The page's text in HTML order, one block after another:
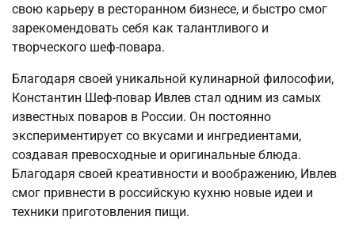
свою карьеру в ресторанном бизнесе, и быстро смог
зарекомендовать себя как талантливого и
творческого шеф-повара.
Благодаря своей уникальной кулинарной философии,
Константин Шеф-повар Ивлев стал одним из самых
известных поваров в России. Он постоянно
экспериментирует со вкусами и ингредиентами,
создавая превосходные и оригинальные блюда.
Благодаря своей креативности и воображению, Ивлев
смог привнести в российскую кухню новые идеи и
техники приготовления пищи.